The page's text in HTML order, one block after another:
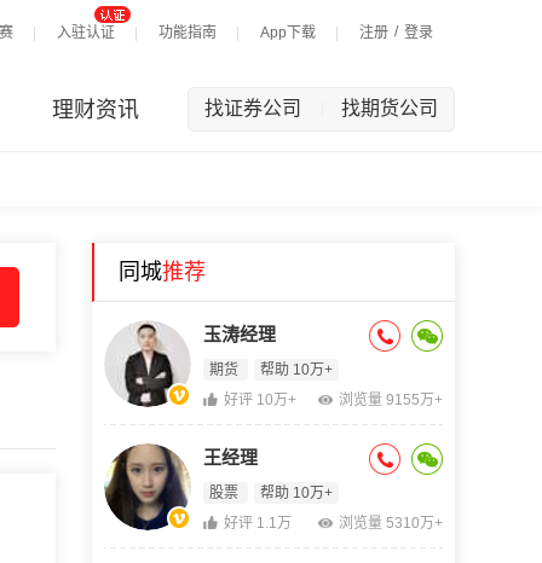
入驻认证 功能指南 App下载 注册 / 登录
理财资讯 找证券公司 找期货公司
同城推荐
玉涛经理
期货
帮助 10万+
好评 10万+
浏览量 9155万+
王经理
股票
帮助 10万+
好评 1.1万
浏览量 5310万+